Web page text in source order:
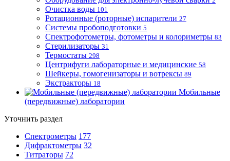
Очистка воды 101
Ротационные (роторные) испарители 27
Системы пробоподготовки 5
Спектрофотометры, фотометры и колориметры 83
Стерилизаторы 31
Термостаты 298
Центрифуги лабораторные и медицинские 58
Шейкеры, гомогенизаторы и вотрексы 89
Экстракторы 18
Мобильные
(передвижные) лаборатории
Уточнить раздел
Спектрометры 177
Дифрактометры 32
Титраторы 72